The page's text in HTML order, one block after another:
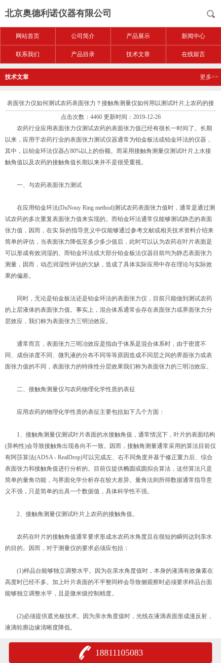
北京奥德利诺仪器有限公司
网站首页 公司简介 产品展示 新闻中心
联系我们 产品目录 技术文章 在线留言
技术文章 更多>>
表面张力仪如何测试农药表面张力？接触角测量仪如何用以测试叶片上农药的接
触角值
点击次数：4460 更新时间：2019-12-26
农药行业应用表面张力仪测试农药的表面张力值已经有很长一时间了。长期
以来，应用于农药行业的表面张力测试仪器通常为铂金板法或铂金环法的仪器，
其中，以铂金环法仪器占80%以上的份额。而采用接触角测量仪测试叶片上水接
触角值以及农药的接触角值长期以来并不是很受重视。
一、与农药表面张力测试
在应用铂金环法(DuNouy Ring method)测试农药表面张力值时，通常是通过测
试农药的多次重复表面张力值来实现的。而铂金环法通常仅能够测试静态的表面
张力值，因而，在实 际的指导意义中仅能够通过参考文献或相关技术资料介绍来
简单的评估，当表面张力降低至多少多少值后，此时可以认为农药在叶片表面是
可以形成有效润湿的。而铂金环法或大部分铂金板法仪器目前均为静态表面张力
测量，因而，动态润湿性评估的欠缺，造成了具体实际应用中存在理论与实际效
果的偏差。
同时，无论是铂金板法还是铂金环法的表面张力仪，目前只能做到测试农药
的上层液体的表面张力值。事实上，混合体系通常会存在表面张力或界面张力分
层效应，我们称为表面张力三明治效应。
通常而言，表面张力三明冶效应是指由于体系是混合体系时，由于密度不
同、成份浓度不同、微乳液的分布不同等等原因造成不同层之间的界面张力或表
面张力值的不同，表面张力的特殊性分层效果我们称为表面张力的三明冶效应。
二、接触角测量仪与农药物理化学性质的表征
应用农药的物理化学性质的表征主要包括如下几个方面：
1、接触角测量仪测试叶片表面的水接触角值，通常情况下，叶片的表面结构
(异构性)会导致接触角出现各向不一致。因而，接触角测量通常采用的算法目前仅
有阿莎算法(ADSA - RealDrop)可以完成左、右不同角度并基于修正重力后、综合
表面张力和接触角值进行分析的。目前仅提供椭圆或圆拟合算法，这些算法只是
简单的量角功能，与界面化学分析存在较大差异。量角法则所得数据通常指导意
义不强，只是简单的出具一个数据值，具体科学性不强。
2、接触角测量仪测试叶片上农药的接触角值。
农药在叶片的接触角值通常要求形成水农药水角度且在很短的瞬间达到亲水
的目的。因而，对于测量仪的要求必须应包括：
(1)样品台能够独立调整水平。因为在亲水角度值时，本身的液滴有效像素在
高度时已经不多。加上叶片表面的不平整同样会导致侧观察时必须要求样品台面
能够独立调整水平，且是微米级控制精度。
(2)必须提供遮光板技术。因为亲水角度值时，光线在液滴表面形成漫反射，
液滴轮廓边缘清晰度降低。
18811105083